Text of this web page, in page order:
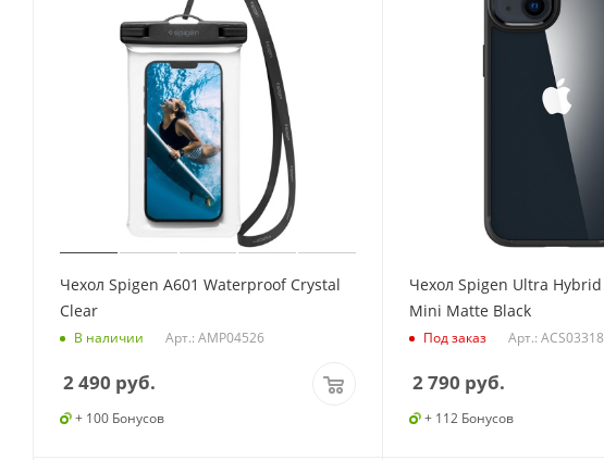
Чехол Spigen A601 Waterproof Crystal
Clear
В наличии Арт.: AMP04526
2 490 руб.
+ 100 Бонусов
Чехол Spigen Ultra
Mini Matte Black
Под заказ Арт.: ACS03318
2 790 руб.
+ 112 Бонусов